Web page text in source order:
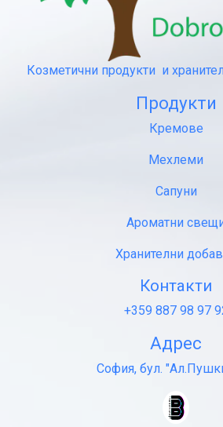
Козметични продукти и
Продукти
Кремове
Мехлеми
Сапуни
Ароматни
Хранителни
Контакти
+359 887 98 97
Адрес
София, бул.